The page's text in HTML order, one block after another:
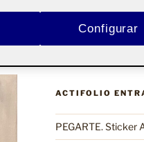
Buscar
por:
ACTIFOLIO
PEGARTE. Sticker
Configurar